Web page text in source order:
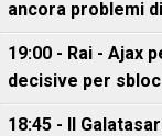
ancora problemi
19:00 - Rai - Ajax
decisive per
18:45 - Il